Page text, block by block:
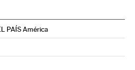
PAÍS América
en Twitter
Brasil en Instagram
País Brasil en Facebook